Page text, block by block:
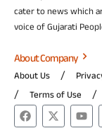
cater to news which
voice of Gujarati
About Company
About Us
Terms of Use